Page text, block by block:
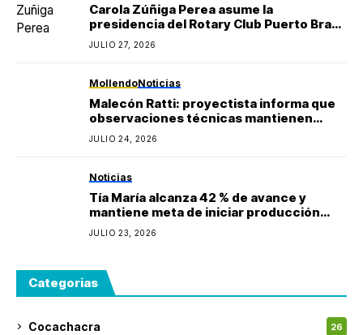
Carola Zúñiga Perea asume la
presidencia del Rotary Club Puerto Bravo
Mollendo y anuncia proyectos sociales
para la provincia de Islay
JULIO 27, 2026
MollendoNoticias
Malecón Ratti: proyectista informa que
observaciones técnicas mantienen
paralizada la obra y estima reinicio en
agosto
JULIO 24, 2026
Noticias
Tía María alcanza 42 % de avance y
mantiene meta de iniciar producción
durante 2027
JULIO 23, 2026
Categorias
Cocachacra 26